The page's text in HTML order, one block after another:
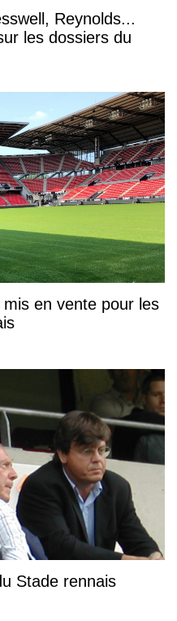
Reynolds...
les dossiers du
en vente pour les
Stade rennais